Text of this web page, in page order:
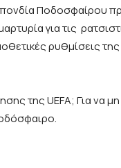
Ποδοσφαίρου
για τις
ρυθμίσεις
της UEFA; Για να μη